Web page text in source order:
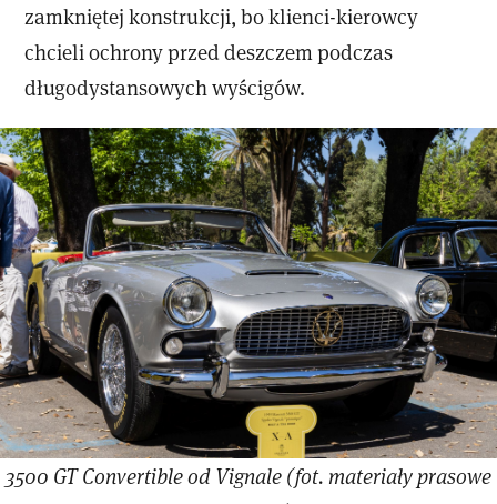
zamkniętej konstrukcji, bo klienci-kierowcy
chcieli ochrony przed deszczem podczas
długodystansowych wyścigów.
3500 GT Convertible od Vignale (fot. materiały prasowe